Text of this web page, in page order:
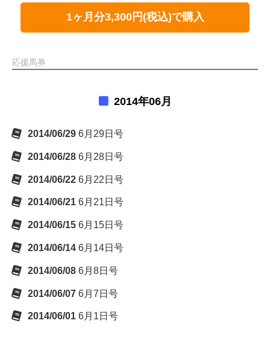
1ヶ月分3,300円(税込)で購入
応援馬券
2014年06月
2014/06/29 6月29日号
2014/06/28 6月28日号
2014/06/22 6月22日号
2014/06/21 6月21日号
2014/06/15 6月15日号
2014/06/14 6月14日号
2014/06/08 6月8日号
2014/06/07 6月7日号
2014/06/01 6月1日号